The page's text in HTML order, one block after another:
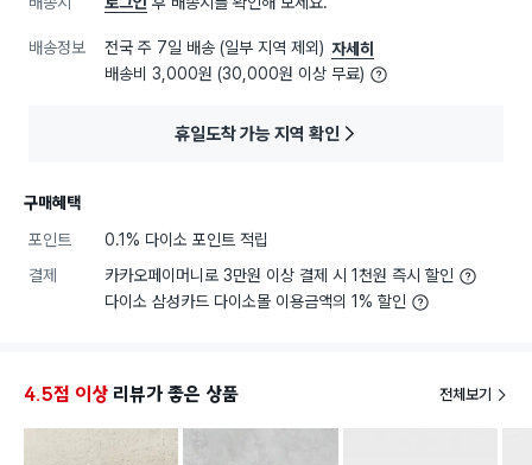
배송정보 전국 주 7일 배송 (일부 지역 제외) 자세히
배송비 3,000원 (30,000원 이상 무료)
휴일도착 가능 지역 확인
구매혜택
포인트
0.1% 다이소 포인트 적립
결제
카카오페이머니로 3만원 이상 결제 시 1천원 즉시 할인
다이소 삼성카드 다이소몰 이용금액의 1% 할인
4.5점 이상 리뷰가 좋은 상품 전체보기